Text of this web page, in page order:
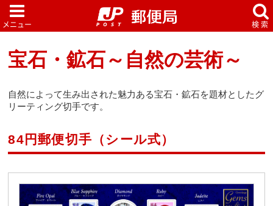
宝石・鉱石～自然の芸術～
自然によって生み出された魅力ある宝石・鉱石を題材としたグ
リーティング切手です。
84円郵便切手（シール式）